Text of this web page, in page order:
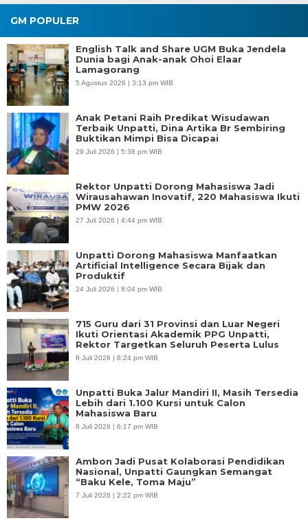
GM POPULER
English Talk and Share UGM Buka Jendela
Dunia bagi Anak-anak Ohoi Elaar
Lamagorang
5 Agustus 2026 | 3:13 pm WIB
Anak Petani Raih Predikat Wisudawan
Terbaik Unpatti, Dina Artika Br Sembiring
Buktikan Mimpi Bisa Dicapai
29 Juli 2026 | 5:38 pm WIB
Rektor Unpatti Dorong Mahasiswa Jadi
Wirausahawan Inovatif, 220 Mahasiswa Ikuti
PMW 2026
27 Juli 2026 | 4:44 pm WIB
Unpatti Dorong Mahasiswa Manfaatkan
Artificial Intelligence Secara Bijak dan
Produktif
24 Juli 2026 | 8:04 pm WIB
715 Guru dari 31 Provinsi dan Luar Negeri
Ikuti Orientasi Akademik PPG Unpatti,
Rektor Targetkan Seluruh Peserta Lulus
8 Juli 2026 | 6:24 pm WIB
Unpatti Buka Jalur Mandiri II, Masih Tersedia
Lebih dari 1.100 Kursi untuk Calon
Mahasiswa Baru
8 Juli 2026 | 6:17 pm WIB
Ambon Jadi Pusat Kolaborasi Pendidikan
Nasional, Unpatti Gaungkan Semangat
“Baku Kele, Toma Maju”
7 Juli 2026 | 2:22 pm WIB